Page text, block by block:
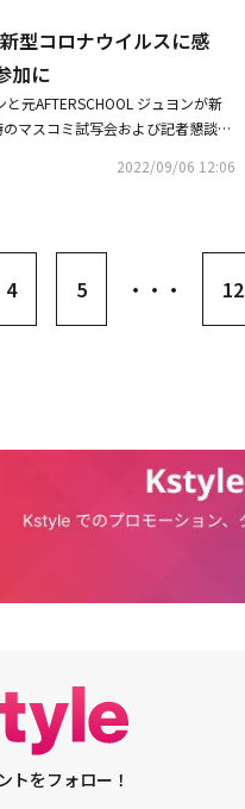
難しくないし、老若男女誰でも楽
スト」への出演を決めたきっかけ
じました。今まで私が演じてきた
。そして「オー！マイ・ゴース
作りで最も重点を置いた部分は何
目の部分で気を遣った部分はあり
作品のために髪を切りました。幽霊
つキャラクターだと思いました。――
います。ジヌンさんとアン・ソヒ
ドはありますか？ジュヨン：ジヌ
言わなくてもお互いに親近感を抱
ました。アイデアがあふれる人で
た感じです。若いにもかかわら
います。アン・ソヒョンさんが私
後まで引っ張っていく過程で役立
。ジュヨン：映画で初めてヒロイン
演、助演を問わず、より多様なキ
品で新しい姿を見せて気持ちよか
士であるヤン・シネ（キム・ユン
られるストーリーを描く。韓国で
後初の予備軍訓練に参加凛々し
の結婚式に出席愛情たっぷりのメ
型コロナウイルスに感
加に
元AFTERSCHOOL ジュヨンが新
マスコミ試写会および記者懇談会
ースト」は、幽霊を見る新人FD
が扮する。特にアン・ソヒョンは、
ンポスター解禁9月15日に韓国で公
演、映画「オー！マイゴースト」
2022/09/06 12:06
4 5 ・・・ 12
トをフォロー！